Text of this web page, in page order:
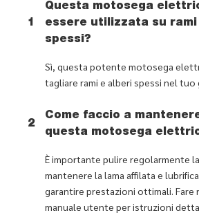
1
Questa motosega
essere utilizzata su
spessi?
Sì, questa potente motosega
tagliare rami e alberi spessi nel tuo
2
Come faccio a
questa motosega
È importante pulire regolarmente
mantenere la lama affilata e
garantire prestazioni ottimali. Fare
manuale utente per istruzioni